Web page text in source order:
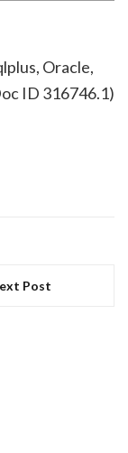
Oracle,
ID 316746.1)
Post